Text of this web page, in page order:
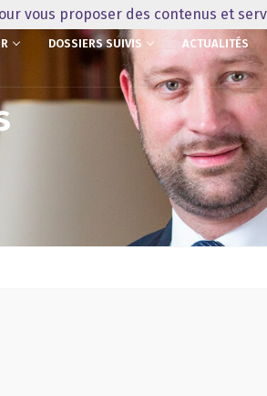
DOSSIERS SUIVIS ACTUALITÉS
vous proposer des contenus et